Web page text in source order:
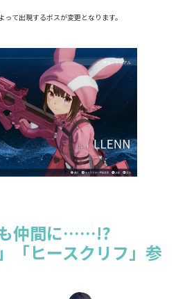
て出現するボスが変更となります。
仲間に……!?
「ヒースクリフ」参